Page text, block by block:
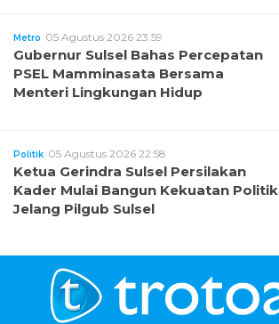
Metro 05 Agustus 2026 23:59
Gubernur Sulsel Bahas Percepatan
PSEL Mamminasata Bersama
Menteri Lingkungan Hidup
Politik 05 Agustus 2026 22:58
Ketua Gerindra Sulsel Persilakan
Kader Mulai Bangun Kekuatan Politik
Jelang Pilgub Sulsel